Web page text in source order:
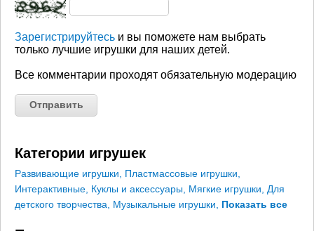
Зарегистрируйтесь и вы поможете нам выбрать
только лучшие игрушки для наших детей.
Все комментарии проходят обязательную модерацию
Категории игрушек
Развивающие игрушки, Пластмассовые игрушки,
Интерактивные, Куклы и аксессуары, Мягкие игрушки, Для
детского творчества, Музыкальные игрушки, Показать все